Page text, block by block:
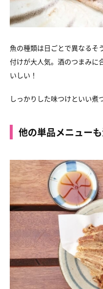
魚の種類は日ごとで異なるそ
付けが大人気。酒のつまみに
いしい！
しっかりした味つけといい煮
他の単品メニュー